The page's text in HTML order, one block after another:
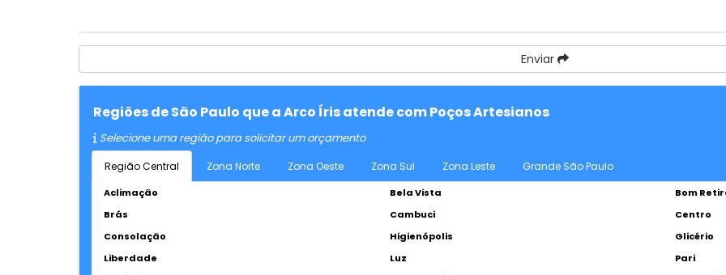
Enviar
Regiões de São Paulo que a Arco Íris atende com Poços Artesianos
Selecione uma região para solicitar um orçamento
Região Central Zona Norte Zona Oeste Zona Sul Zona Leste Grande São Paulo
Aclimação Bela Vista
Bom
Brás
Cambuci
Centro
Consolação
Higienópolis
Glicério
Liberdade
Luz
Pari